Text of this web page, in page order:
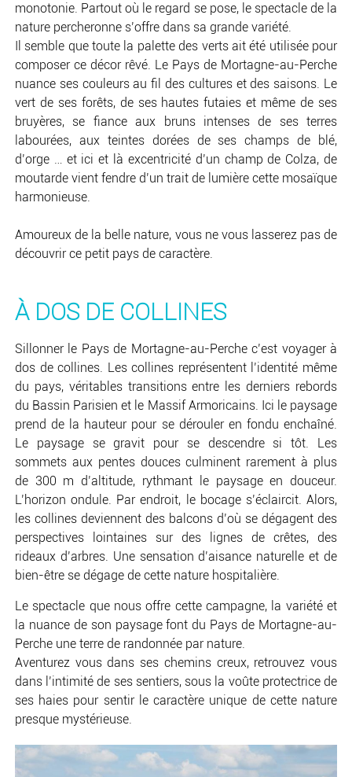
monotonie. Partout où le regard se pose, le spectacle de la
nature percheronne s’offre dans sa grande variété.
Il semble que toute la palette des verts ait été utilisée pour
composer ce décor rêvé. Le Pays de Mortagne-au-Perche
nuance ses couleurs au fil des cultures et des saisons. Le
vert de ses forêts, de ses hautes futaies et même de ses
bruyères, se fiance aux bruns intenses de ses terres
labourées, aux teintes dorées de ses champs de blé,
d’orge … et ici et là excentricité d’un champ de Colza, de
moutarde vient fendre d’un trait de lumière cette mosaïque
harmonieuse.
Amoureux de la belle nature, vous ne vous lasserez pas de
découvrir ce petit pays de caractère.
À DOS DE COLLINES
Sillonner le Pays de Mortagne-au-Perche c’est voyager à
dos de collines. Les collines représentent l’identité même
du pays, véritables transitions entre les derniers rebords
du Bassin Parisien et le Massif Armoricains. Ici le paysage
prend de la hauteur pour se dérouler en fondu enchaîné.
Le paysage se gravit pour se descendre si tôt. Les
sommets aux pentes douces culminent rarement à plus
de 300 m d’altitude, rythmant le paysage en douceur.
L’horizon ondule. Par endroit, le bocage s’éclaircit. Alors,
les collines deviennent des balcons d’où se dégagent des
perspectives lointaines sur des lignes de crêtes, des
rideaux d’arbres. Une sensation d’aisance naturelle et de
bien-être se dégage de cette nature hospitalière.
Le spectacle que nous offre cette campagne, la variété et
la nuance de son paysage font du Pays de Mortagne-au-
Perche une terre de randonnée par nature.
Aventurez vous dans ses chemins creux, retrouvez vous
dans l’intimité de ses sentiers, sous la voûte protectrice de
ses haies pour sentir le caractère unique de cette nature
presque mystérieuse.